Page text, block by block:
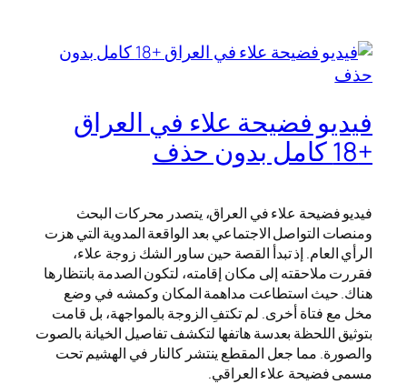
فيديو فضيحة علاء في العراق
+18 كامل بدون حذف
فيديو فضيحة علاء في العراق، يتصدر محركات البحث
ومنصات التواصل الاجتماعي بعد الواقعة المدوية التي هزت
الرأي العام. إذ تبدأ القصة حين ساور الشك زوجة علاء،
فقررت ملاحقته إلى مكان إقامته، لتكون الصدمة بانتظارها
هناك. حيث استطاعت مداهمة المكان وكمشه في وضع
مخل مع فتاة أخرى. لم تكتفِ الزوجة بالمواجهة، بل قامت
بتوثيق اللحظة بعدسة هاتفها لتكشف تفاصيل الخيانة بالصوت
والصورة. مما جعل المقطع ينتشر كالنار في الهشيم تحت
مسمى فضيحة علاء العراقي.